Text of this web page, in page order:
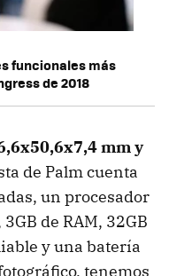
funcionales más
de 2018
mm y
de Palm cuenta
un procesador
de RAM, 32GB
y una batería
tenemos